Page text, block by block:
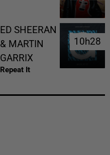
ED SHEERAN
& MARTIN
GARRIX
Repeat It
10h28
10h28